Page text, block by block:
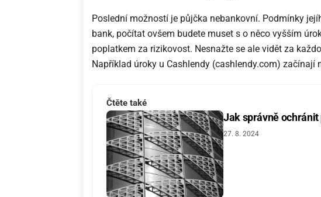
Poslední možností je půjčka nebankovní. Podmínky
bank, počítat ovšem budete muset s o něco vyšším
poplatkem za rizikovost. Nesnažte se ale vidět za
Například úroky u Cashlendy (cashlendy.com) začínají
Čtěte také
Jak správně
27. 8. 2024